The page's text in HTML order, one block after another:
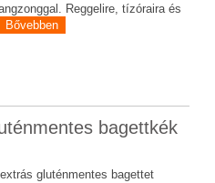
Reggelire, tízóraira és
Bővebben
bagettkék
gluténmentes bagettet